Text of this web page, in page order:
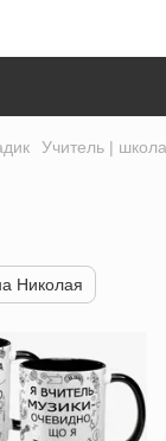
Учитель | школа
Николая